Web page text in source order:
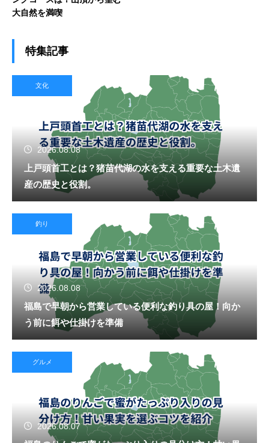
大自然を満喫
特集記事
文化
2026.08.08
上戸頭首工とは？猪苗代湖の水を支える重要な土木遺
産の歴史と役割。
釣り
2026.08.08
福島で早朝から営業している便利な釣り具の屋！向か
う前に餌や仕掛けを準備
グルメ
2026.08.07